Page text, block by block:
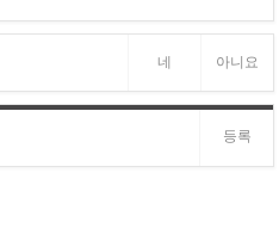
네 아니요
등록